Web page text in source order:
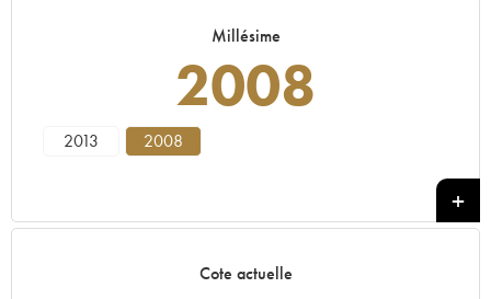
Millésime
2008
2013 2008
Cote actuelle